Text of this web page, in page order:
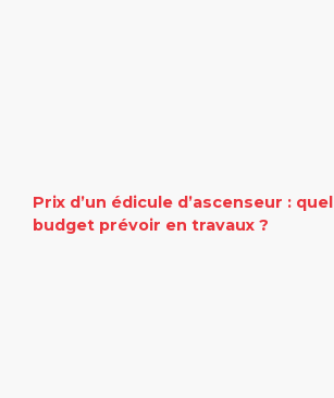
Prix d’un édicule d’ascenseur : quel
budget prévoir en travaux ?